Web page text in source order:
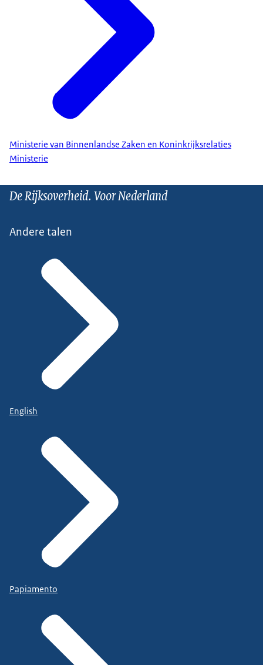
Ministerie van Binnenlandse Zaken en Koninkrijksrelaties
Ministerie
De Rijksoverheid. Voor Nederland
Andere talen
English
Papiamento